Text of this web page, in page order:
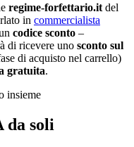
regime-forfettario.it del
in commercialista
codice sconto –
di ricevere uno sconto sul
di acquisto nel carrello)
gratuita.
insieme
da soli